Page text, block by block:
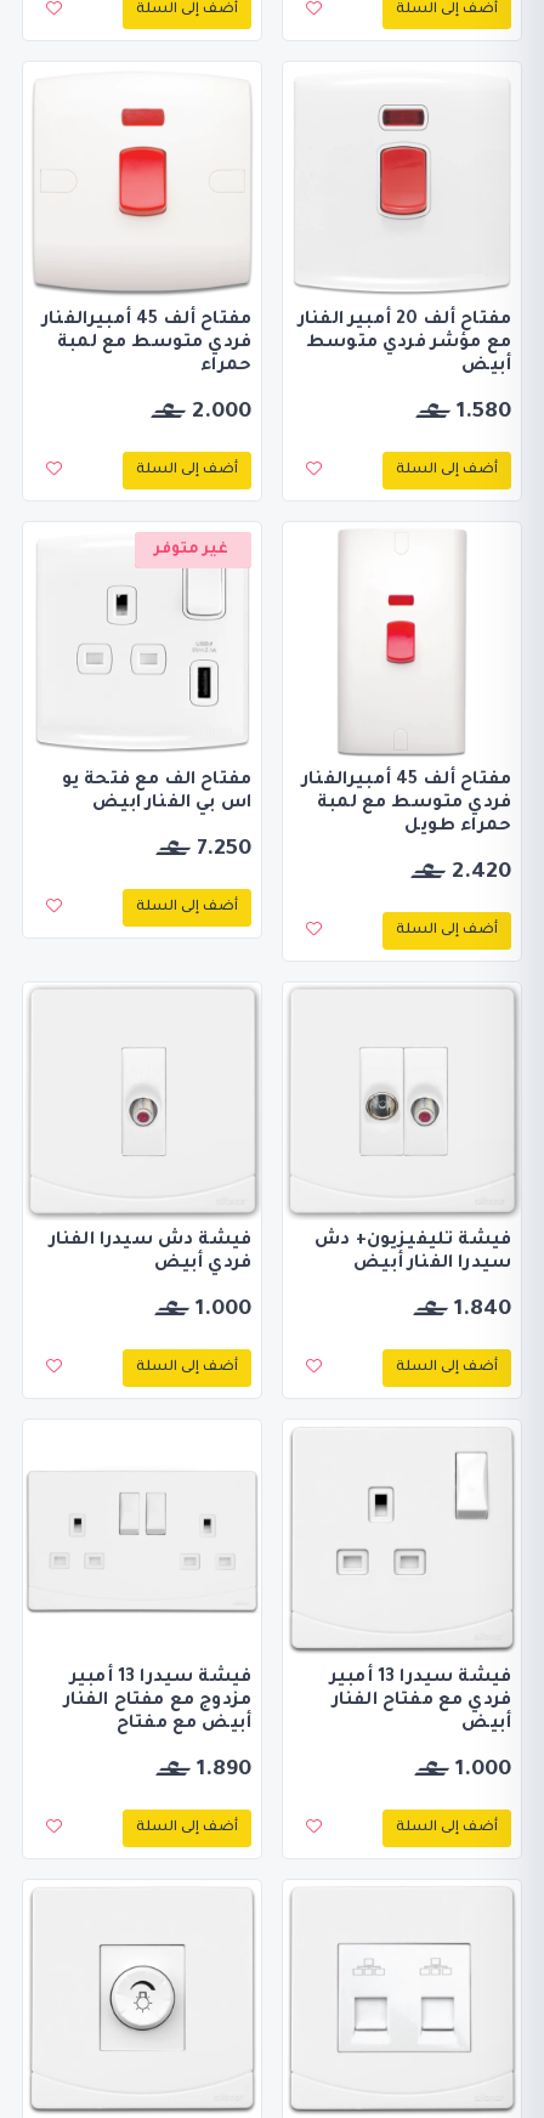
أضف إلى السلة أضف إلى السلة
مفتاح ألف 20 أمبير الفنار
مع مؤشر فردي متوسط
أبيض
1.580
أضف إلى السلة
مفتاح ألف 45 أمبيرالفنار
فردي متوسط مع لمبة
حمراء
2.000
أضف إلى السلة
مفتاح ألف 45 أمبيرالفنار
فردي متوسط مع لمبة
حمراء طويل
2.420
أضف إلى السلة
غير متوفر
مفتاح الف مع فتحة يو
اس بي الفنار ابيض
7.250
أضف إلى السلة
فيشة تليفيزيون+ دش
سيدرا الفنار أبيض
1.840
أضف إلى السلة
فيشة دش سيدرا الفنار
فردي أبيض
1.000
أضف إلى السلة
فيشة سيدرا 13 أمبير
فردي مع مفتاح الفنار
أبيض
1.000
أضف إلى السلة
فيشة سيدرا 13 أمبير
مزدوج مع مفتاح الفنار
أبيض مع مفتاح
1.890
أضف إلى السلة